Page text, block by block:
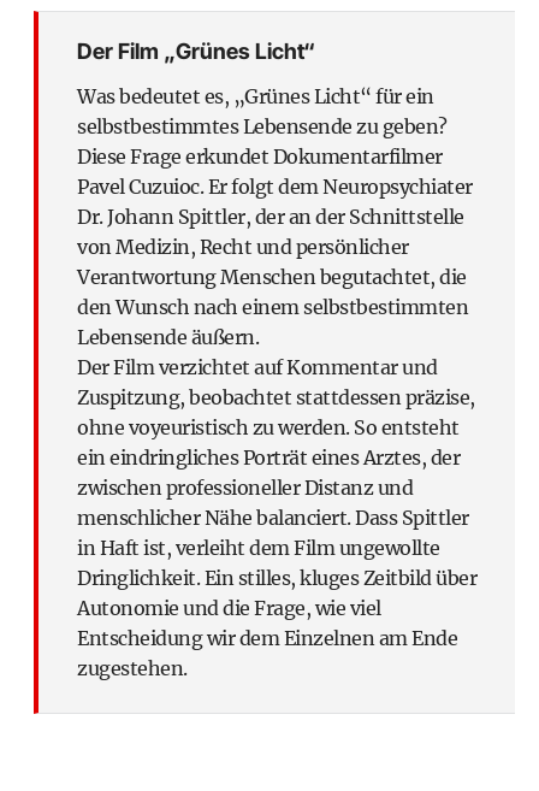
Der Film „Grünes Licht“
Was bedeutet es, „Grünes Licht“ für ein
selbstbestimmtes Lebensende zu geben?
Diese Frage erkundet Dokumentarfilmer
Pavel Cuzuioc. Er folgt dem Neuropsychiater
Dr. Johann Spittler, der an der Schnittstelle
von Medizin, Recht und persönlicher
Verantwortung Menschen begutachtet, die
den Wunsch nach einem selbstbestimmten
Lebensende äußern.
Der Film verzichtet auf Kommentar und
Zuspitzung, beobachtet stattdessen präzise,
ohne voyeuristisch zu werden. So entsteht
ein eindringliches Porträt eines Arztes, der
zwischen professioneller Distanz und
menschlicher Nähe balanciert. Dass Spittler
in Haft ist, verleiht dem Film ungewollte
Dringlichkeit. Ein stilles, kluges Zeitbild über
Autonomie und die Frage, wie viel
Entscheidung wir dem Einzelnen am Ende
zugestehen.